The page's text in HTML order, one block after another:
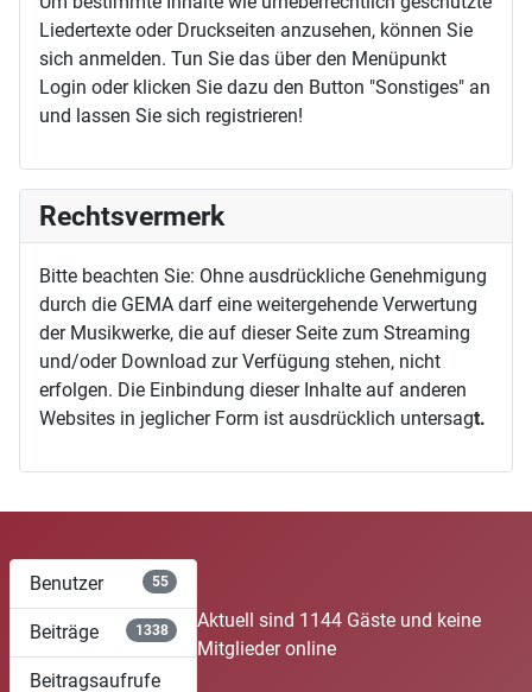
Liedertexte oder Druckseiten anzusehen, können Sie
sich anmelden. Tun Sie das über den Menüpunkt
Login oder klicken Sie dazu den Button "Sonstiges" an
und lassen Sie sich registrieren!
Rechtsvermerk
Bitte beachten Sie: Ohne ausdrückliche Genehmigung
durch die GEMA darf eine weitergehende Verwertung
der Musikwerke, die auf dieser Seite zum Streaming
und/oder Download zur Verfügung stehen, nicht
erfolgen. Die Einbindung dieser Inhalte auf anderen
Websites in jeglicher Form ist ausdrücklich untersagt.
Benutzer 55
Beiträge 1338
Beitragsaufrufe
Aktuell sind 1144 Gäste und keine
Mitglieder online